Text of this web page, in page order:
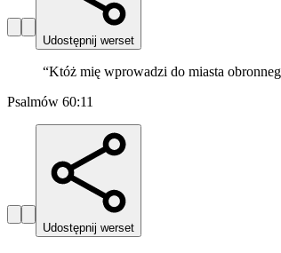
Udostępnij werset
“Któż mię wprowadzi do miasta
Psalmów 60:11
Udostępnij werset